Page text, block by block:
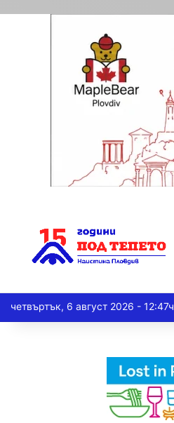
четвъртък, 6 август 2026 - 12:47ч